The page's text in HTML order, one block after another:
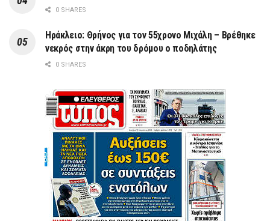
0 SHARES
Ηράκλειο: Θρήνος για τον 55χρονο Μιχάλη – Βρέθηκε
νεκρός στην άκρη του δρόμου ο ποδηλάτης
0 SHARES